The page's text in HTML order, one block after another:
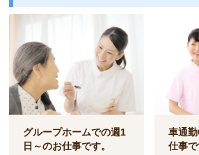
グループホームでの週1
日～のお仕事です。
車通
仕事で